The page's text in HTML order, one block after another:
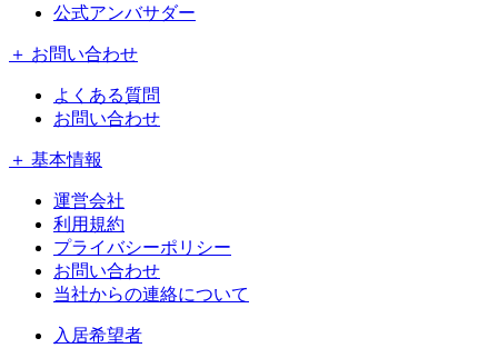
公式アンバサダー
＋ お問い合わせ
よくある質問
お問い合わせ
＋ 基本情報
運営会社
利用規約
プライバシーポリシー
お問い合わせ
当社からの連絡について
入居希望者